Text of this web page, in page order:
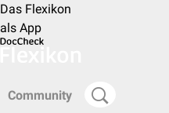
Das Flexikon
als App
Community